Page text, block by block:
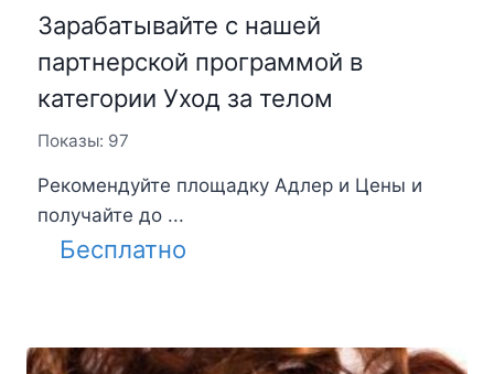
Зарабатывайте с нашей
партнерской программой в
категории Уход за телом
Показы: 97
Рекомендуйте площадку Адлер и Цены и
получайте до ...
Бесплатно